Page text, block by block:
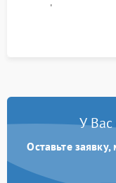
графического
артефактов
У Вас
Оставьте